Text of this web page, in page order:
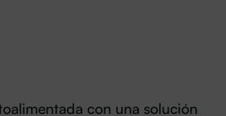
con una solución